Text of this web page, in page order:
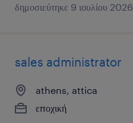
δημοσιεύτηκε 9 ιουλίου 2026
sales administrator
athens, attica
εποχική